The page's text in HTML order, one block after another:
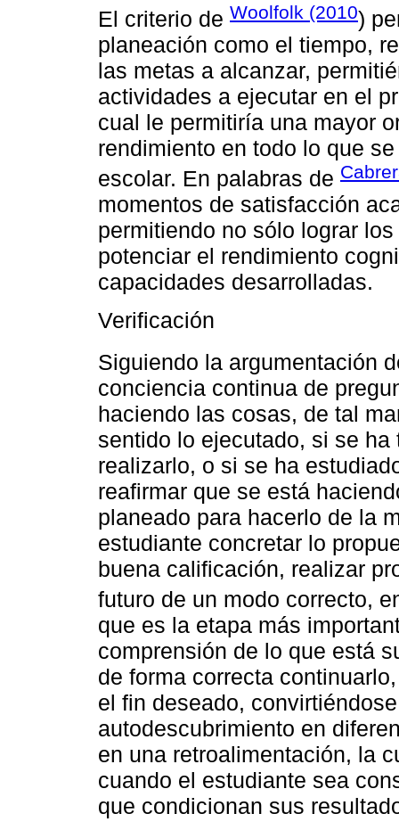
El criterio de Woolfolk (2010)
planeación como el tiempo,
las metas a alcanzar,
actividades a ejecutar en el
cual le permitiría una mayor
rendimiento en todo lo que
escolar. En palabras de
momentos de satisfacción
permitiendo no sólo lograr
potenciar el rendimiento
capacidades desarrolladas.
Verificación
Siguiendo la argumentación
conciencia continua de
haciendo las cosas, de tal
sentido lo ejecutado, si se
realizarlo, o si se ha
reafirmar que se está
planeado para hacerlo de la
estudiante concretar lo
buena calificación, realizar
futuro de un modo correcto,
que es la etapa más
comprensión de lo que está
de forma correcta
el fin deseado,
autodescubrimiento en
en una retroalimentación, la
cuando el estudiante sea
que condicionan sus